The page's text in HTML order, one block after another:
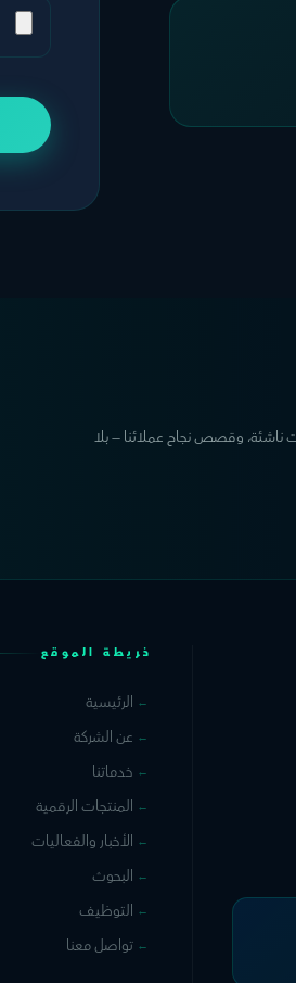
ناشئة، وقصص نجاح عملائنا — بلا
خريطة الموقع
← الرئيسية
← عن الشركة
← خدماتنا
← المنتجات الرقمية
← الأخبار والفعاليات
← البحوث
← التوظيف
← تواصل معنا